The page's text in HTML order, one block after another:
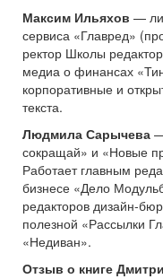
Максим Ильяхов —
сервиса «Главред»
ректор Школы
медиа о финансах
корпоративные и
текста.
Людмила Сарычева
сокращай» и «Новые
Работает главным
бизнесе «Дело
редакторов дизайн-
полезной «Рассылки
«Недиван».
Отзыв о книге